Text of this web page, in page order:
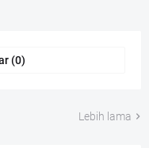
(0)
Lebih lama